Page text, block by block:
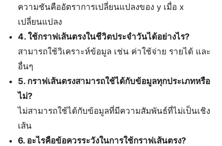
ความชันคืออัตราการเปลี่ยนแปลงของ y เมื่อ x
เปลี่ยนแปลง
4. ใช้กราฟเส้นตรงในชีวิตประจำวันได้อย่างไร?
สามารถใช้วิเคราะห์ข้อมูล เช่น ค่าใช้จ่าย รายได้ และ
อื่นๆ
5. กราฟเส้นตรงสามารถใช้ได้กับข้อมูลทุกประเภทหรือ
ไม่?
ไม่สามารถใช้ได้กับข้อมูลที่มีความสัมพันธ์ที่ไม่เป็นเชิง
เส้น
6. อะไรคือข้อควรระวังในการใช้กราฟเส้นตรง?